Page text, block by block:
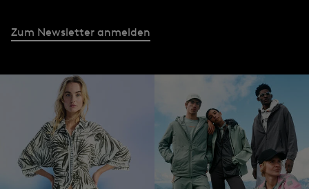
Zum Newsletter anmelden